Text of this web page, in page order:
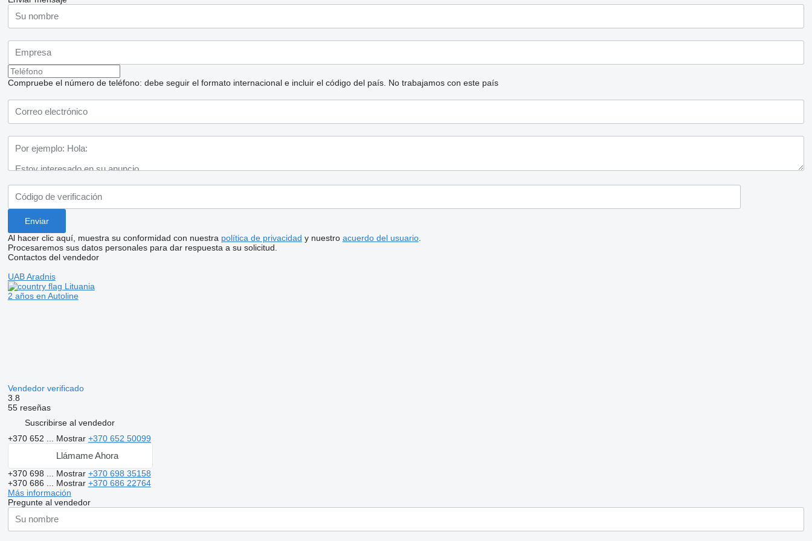
Compruebe el número de teléfono: debe seguir el formato internacional e incluir el código del país. No trabajamos con este país
Al hacer clic aquí, muestra su conformidad con nuestra política de privacidad y nuestro acuerdo del usuario.
Procesaremos sus datos personales para dar respuesta a su solicitud.
Contactos del vendedor
UAB Aradnis
Lituania
2 años en Autoline
Vendedor verificado
3.8
55 reseñas
Suscribirse al vendedor
+370 652 ... Mostrar +370 652 50099
Llámame Ahora
+370 698 ... Mostrar +370 698 35158
+370 686 ... Mostrar +370 686 22764
Más información
Pregunte al vendedor